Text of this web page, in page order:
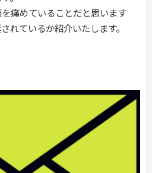
痛めていることだと思います
れているか紹介いたします。